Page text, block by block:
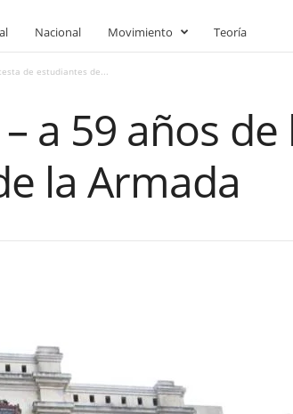
Nacional Movimiento Teoría
de estudiantes de...
a 59 años
la Armada